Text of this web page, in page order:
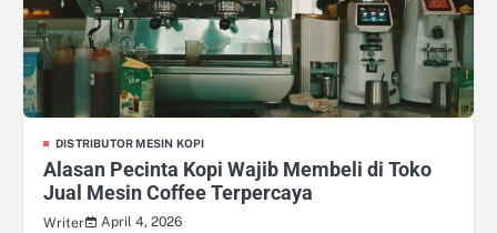
DISTRIBUTOR MESIN KOPI
Alasan Pecinta Kopi Wajib Membeli di Toko
Jual Mesin Coffee Terpercaya
Writer
April 4, 2026